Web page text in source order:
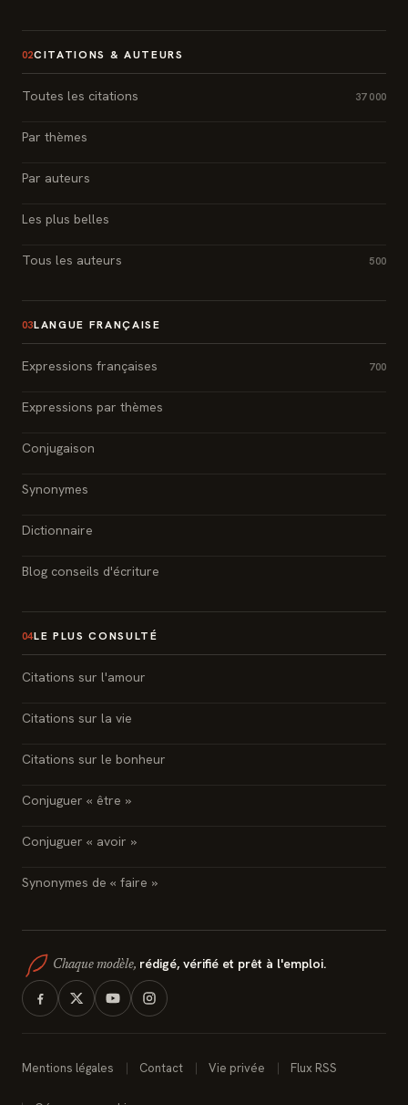
02CITATIONS & AUTEURS
Toutes les citations 37 000
Par thèmes
Par auteurs
Les plus belles
Tous les auteurs 500
03LANGUE FRANÇAISE
Expressions françaises 700
Expressions par thèmes
Conjugaison
Synonymes
Dictionnaire
Blog conseils d'écriture
04LE PLUS CONSULTÉ
Citations sur l'amour
Citations sur la vie
Citations sur le bonheur
Conjuguer « être »
Conjuguer « avoir »
Synonymes de « faire »
Chaque modèle, rédigé, vérifié et prêt à l'emploi.
Mentions légales Contact Vie privée Flux RSS